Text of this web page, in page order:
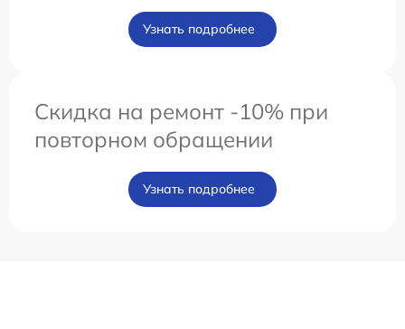
Узнать подробнее
Скидка на ремонт -10% при
повторном обращении
Узнать подробнее